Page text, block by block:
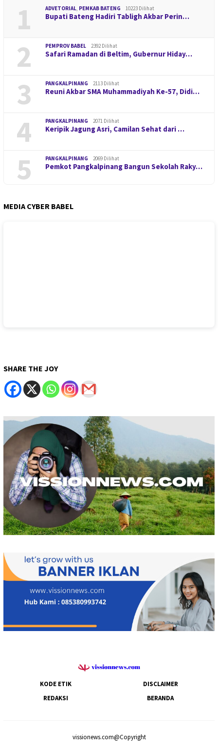
1 ADVETORIAL, PEMKAB BATENG 10223 Dilihat
Bupati Bateng Hadiri Tabligh Akbar Perin…
2 PEMPROV BABEL 2392 Dilihat
Safari Ramadan di Beltim, Gubernur Hiday…
3 PANGKALPINANG 2113 Dilihat
Reuni Akbar SMA Muhammadiyah Ke-57, Didi…
4 PANGKALPINANG 2071 Dilihat
Keripik Jagung Asri, Camilan Sehat dari …
5 PANGKALPINANG 2069 Dilihat
Pemkot Pangkalpinang Bangun Sekolah Raky…
MEDIA CYBER BABEL
SHARE THE JOY
KODE ETIK
DISCLAIMER
REDAKSI
BERANDA
vissionews.com@Copyright